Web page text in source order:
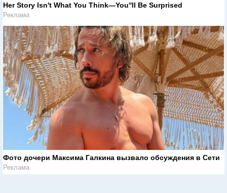
Her Story Isn't What You Think—You''ll Be Surprised
Реклама
Фото дочери Максима Галкина вызвало обсуждения в Сети
Реклама